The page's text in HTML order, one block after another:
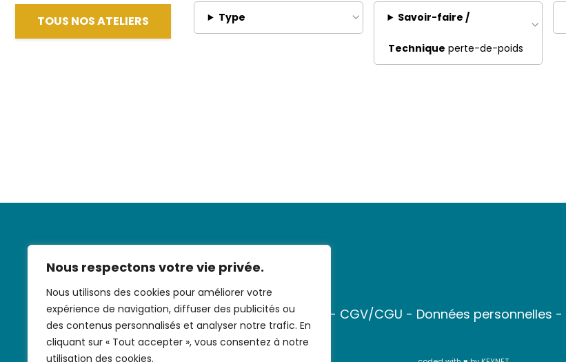
Nous respectons votre vie privée.
Nous utilisons des cookies pour améliorer votre
expérience de navigation, diffuser des publicités ou
des contenus personnalisés et analyser notre trafic. En
cliquant sur « Tout accepter », vous consentez à notre
utilisation des cookies.
TOUS NOS ATELIERS Type Savoir-faire /
Technique perte-de-poids
Nous contacter - CGV/CGU - Données personnelles -